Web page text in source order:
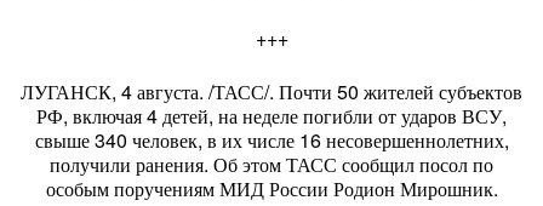
+++
ЛУГАНСК, 4 августа. /ТАСС/. Почти 50 жителей субъектов
РФ, включая 4 детей, на неделе погибли от ударов ВСУ,
свыше 340 человек, в их числе 16 несовершеннолетних,
получили ранения. Об этом ТАСС сообщил посол по
особым поручениям МИД России Родион Мирошник.